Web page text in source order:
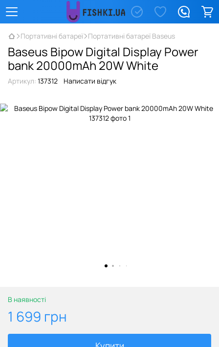
Портативні батареї Портативні батареї Baseus
Baseus Bipow Digital Display Power
bank 20000mAh 20W White
Артикул: 137312 Написати відгук
В наявності
1 699 грн